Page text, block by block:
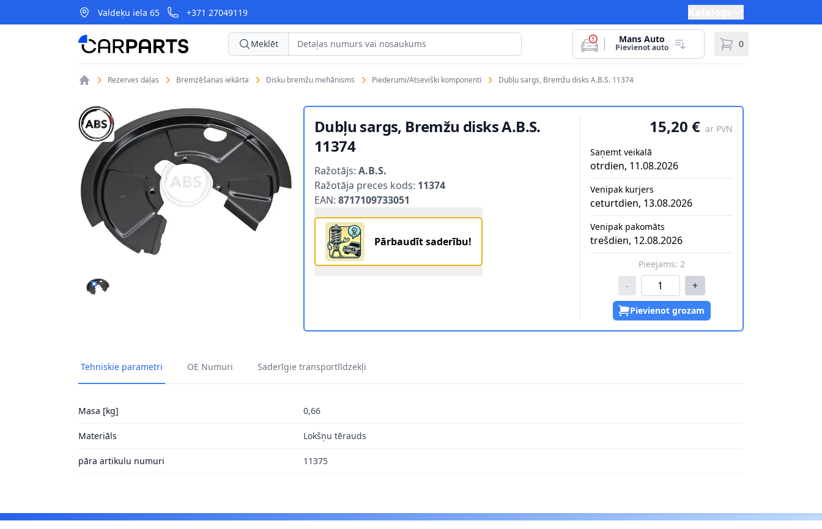
Valdeķu iela 65 +371 27049119
CarParts Meklēt Mans Auto
Pievienot auto 0
Rezerves daļas Bremzēšanas iekārta Disku bremžu mehānisms Piederumi/Atsevišķi komponenti Dubļu sargs, Bremžu disks A.B.S. 11374
DUBĻU SARGS, BREMŽU DISKS A.B.S. 11374 1
Dubļu sargs, Bremžu disks A.B.S.
11374
Ražotājs: A.B.S.
Ražotāja preces kods: 11374
EAN: 8717109733051
Pārbaudīt saderību!
15,20 € ar PVN
Saņemt veikalā
otrdien, 11.08.2026
Venipak kurjers
ceturtdien, 13.08.2026
Venipak pakomāts
trešdien, 12.08.2026
Pieejams: 2
- +
Pievienot grozam
Tehniskie parametri OE Numuri Saderīgie transportlīdzekļi
Masa [kg] 0,66
Materiāls Lokšņu tērauds
pāra artikulu numuri 11375